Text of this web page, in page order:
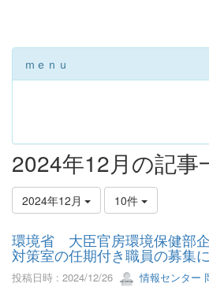
ｍｅｎｕ
2024年12月の記事
2024年12月 10件
環境省 大臣官房環境保健部
対策室の任期付き職員の募集
投稿日時 : 2024/12/26 情報センター